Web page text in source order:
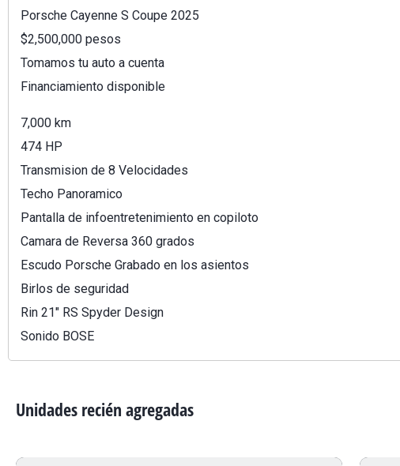
Porsche Cayenne S Coupe 2025
$2,500,000 pesos
Tomamos tu auto a cuenta
Financiamiento disponible
7,000 km
474 HP
Transmision de 8 Velocidades
Techo Panoramico
Pantalla de infoentretenimiento en copiloto
Camara de Reversa 360 grados
Escudo Porsche Grabado en los asientos
Birlos de seguridad
Rin 21″ RS Spyder Design
Sonido BOSE
Unidades recién agregadas